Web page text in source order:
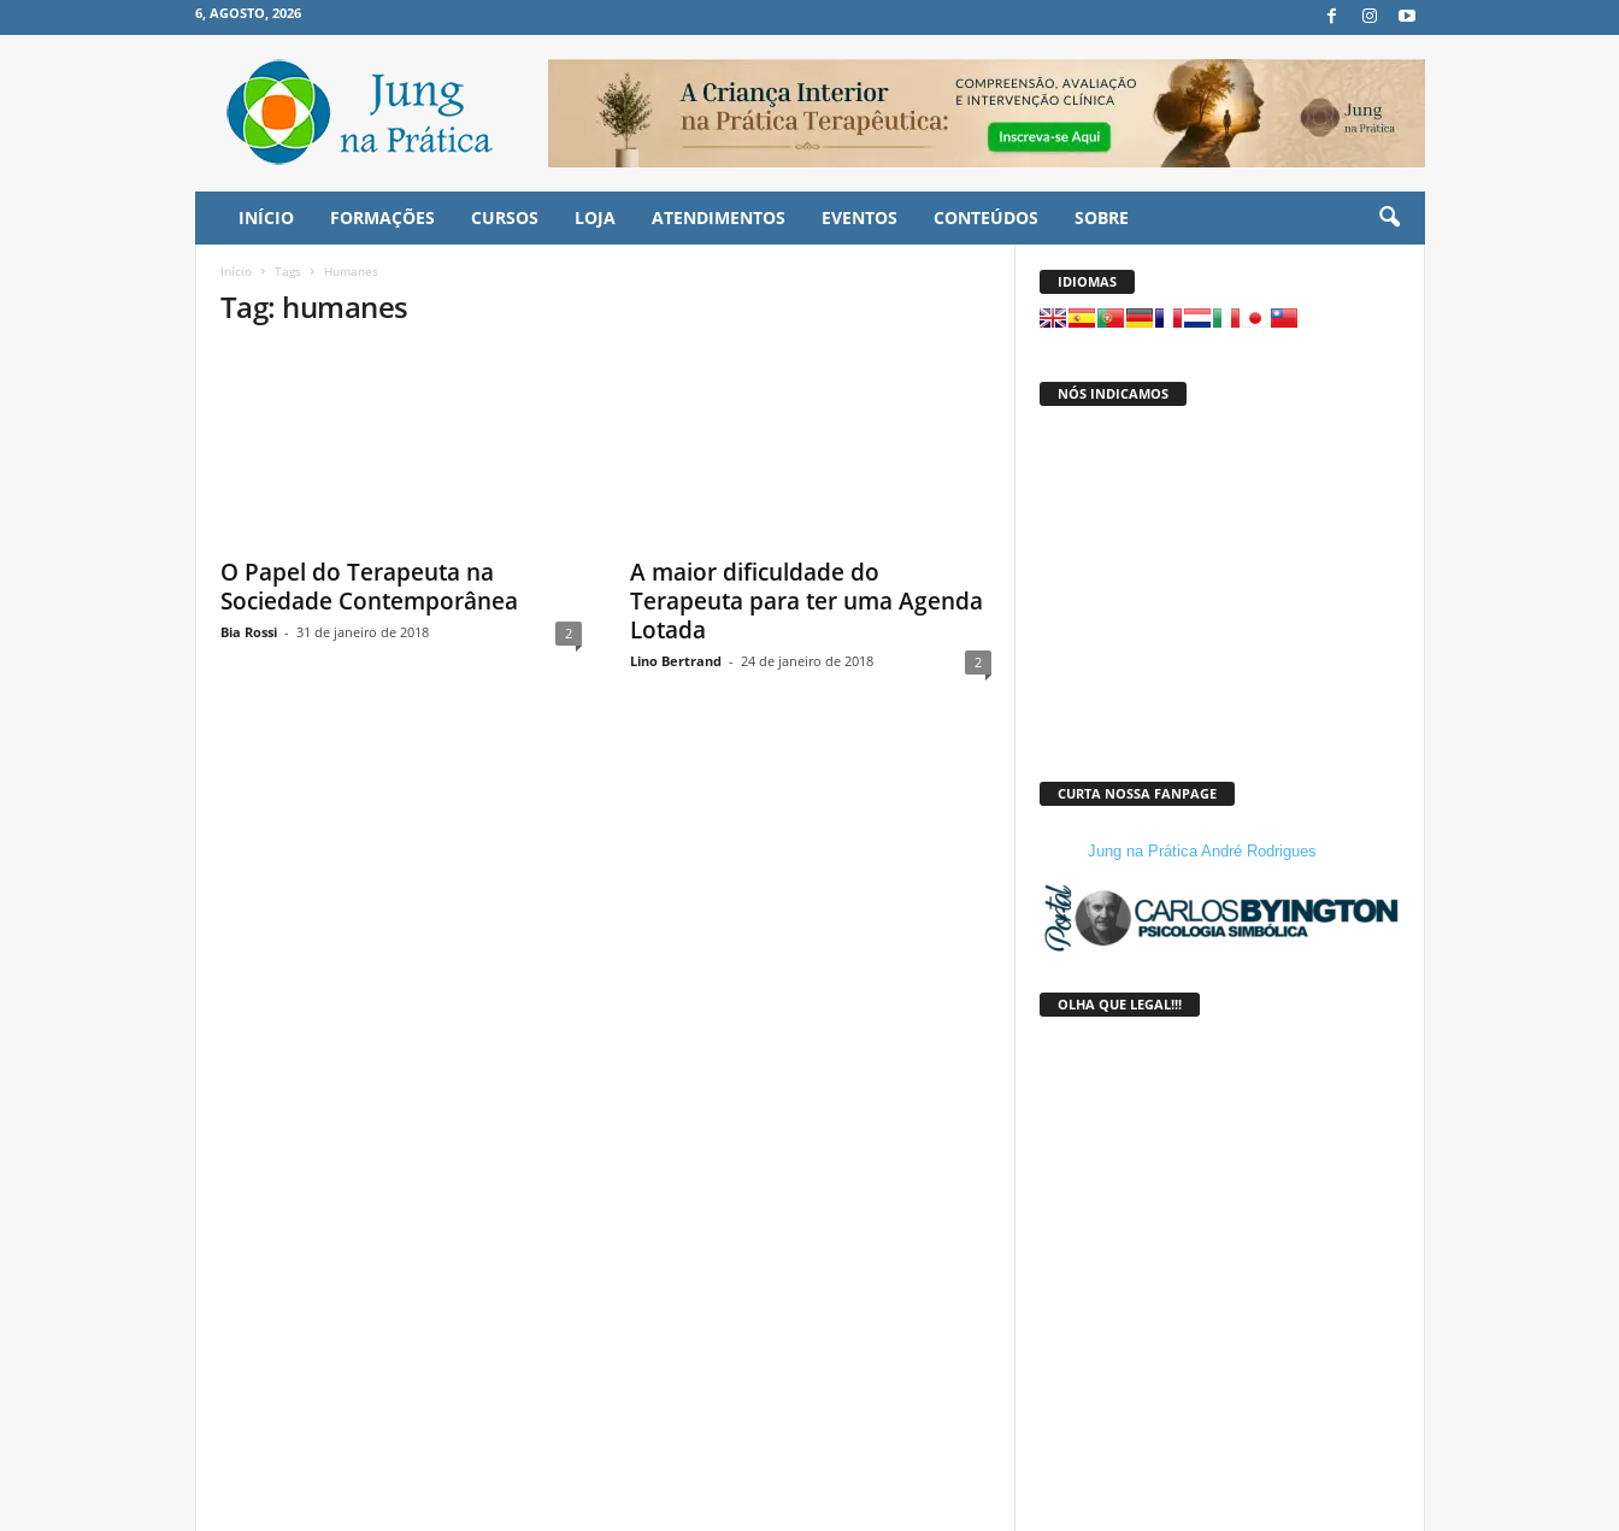
6, AGOSTO, 2026
INÍCIO FORMAÇÕES CURSOS LOJA ATENDIMENTOS EVENTOS CONTEÚDOS SOBRE
Início Tags Humanes
Tag: humanes
O Papel do Terapeuta na
Sociedade Contemporânea
Bia Rossi - 31 de janeiro de 2018 2
A maior dificuldade do
Terapeuta para ter uma Agenda
Lotada
Lino Bertrand - 24 de janeiro de 2018 2
IDIOMAS
NÓS INDICAMOS
CURTA NOSSA FANPAGE
Jung na Prática André Rodrigues
OLHA QUE LEGAL!!!